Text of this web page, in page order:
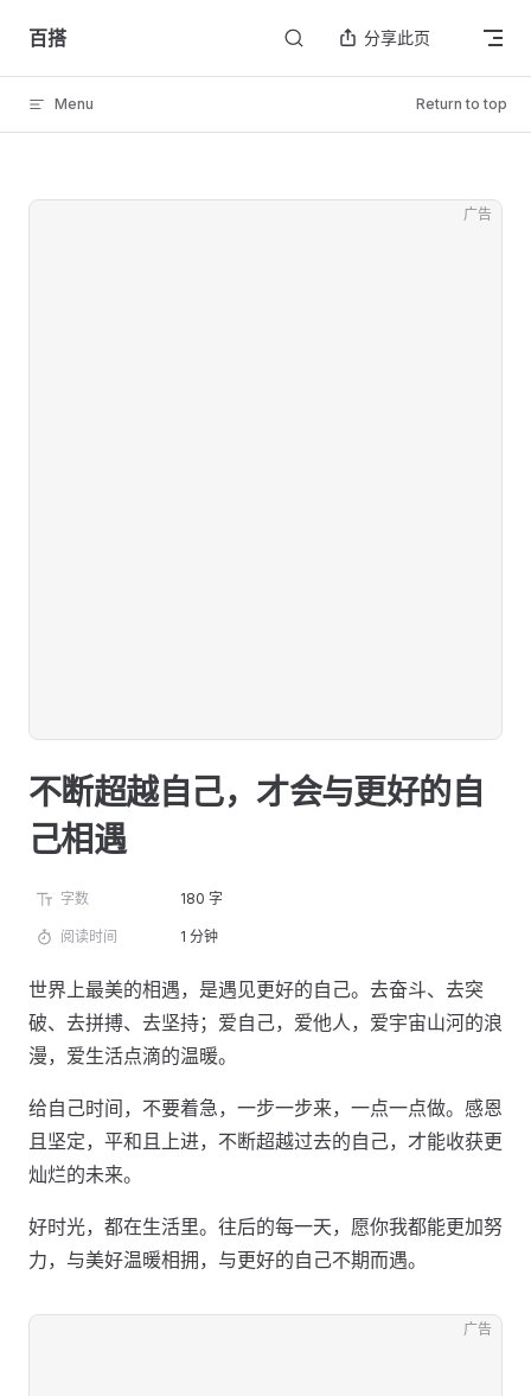
Skip to content
百搭 分享此页
Menu Return to top
广告
不断超越自己，才会与更好的自
己相遇
字数 180 字
阅读时间 1 分钟
世界上最美的相遇，是遇见更好的自己。去奋斗、去突
破、去拼搏、去坚持；爱自己，爱他人，爱宇宙山河的浪
漫，爱生活点滴的温暖。
给自己时间，不要着急，一步一步来，一点一点做。感恩
且坚定，平和且上进，不断超越过去的自己，才能收获更
灿烂的未来。
好时光，都在生活里。往后的每一天，愿你我都能更加努
力，与美好温暖相拥，与更好的自己不期而遇。
广告